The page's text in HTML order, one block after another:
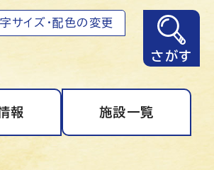
サイズ・配色の変更
さがす
報 施設一覧